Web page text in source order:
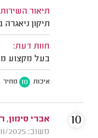
תיאור
תיקון
חוות דעת:
בעל מקצוע
איכות 10 מחיר
אברי סימון,
משוב: 19/11/2025
10